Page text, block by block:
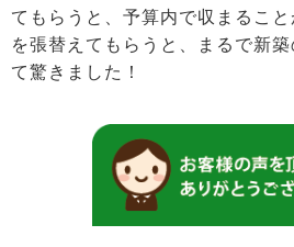
てもらうと、予算内で収まるこ
を張替えてもらうと、まるで新
て驚きました！